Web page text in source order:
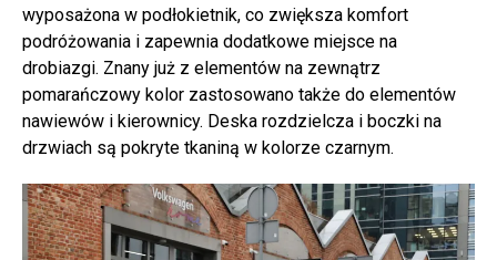
wyposażona w podłokietnik, co zwiększa komfort
podróżowania i zapewnia dodatkowe miejsce na
drobiazgi. Znany już z elementów na zewnątrz
pomarańczowy kolor zastosowano także do elementów
nawiewów i kierownicy. Deska rozdzielcza i boczki na
drzwiach są pokryte tkaniną w kolorze czarnym.